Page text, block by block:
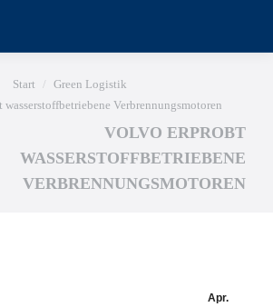
Start
Green Logistik
Verbrennungsmotoren
VOLVO ERPROBT
WASSERSTOFFBETRIEBENE
VERBRENNUNGSMOTOREN
Apr.